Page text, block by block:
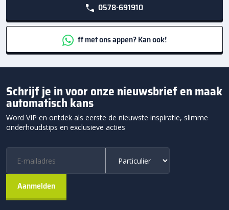
0578-691910
ff met ons appen? Kan ook!
Schrijf je in voor onze nieuwsbrief en maak
automatisch kans
Word VIP en ontdek als eerste de nieuwste inspiratie, slimme
onderhoudstips en exclusieve acties